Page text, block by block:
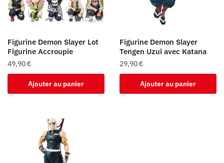
Figurine Demon Slayer Lot
Figurine Accroupie
49,90€
Ajouter au panier
Figurine Demon Slayer
Tengen Uzui avec Katana
29,90€
Ajouter au panier